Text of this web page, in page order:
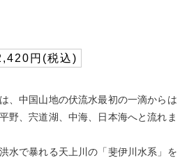
円(税込)
、中国山地の伏流水最初の一滴からは
野、宍道湖、中海、日本海へと流れま
水で暴れる天上川の「斐伊川水系」を